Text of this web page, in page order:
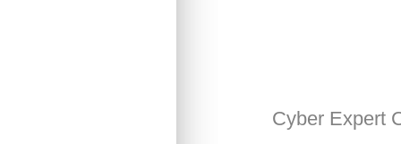
Cyber Expert